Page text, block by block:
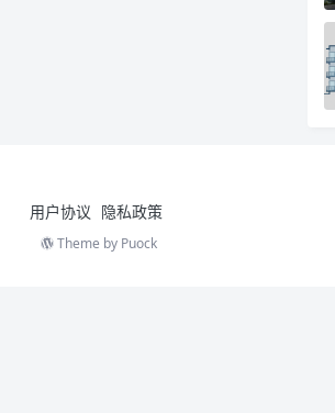
用户协议 隐私政策
Theme by Puock